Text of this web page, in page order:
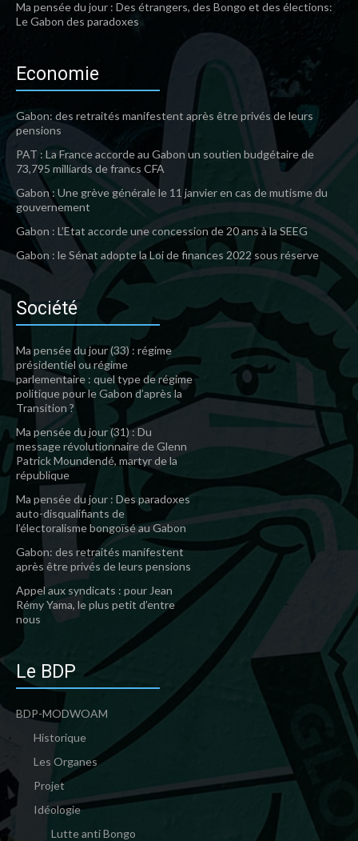
Ma pensée du jour : Des étrangers, des Bongo et des élections:
Le Gabon des paradoxes
Economie
Gabon: des retraités manifestent après être privés de leurs
pensions
PAT : La France accorde au Gabon un soutien budgétaire de
73,795 milliards de francs CFA
Gabon : Une grève générale le 11 janvier en cas de mutisme du
gouvernement
Gabon : L’Etat accorde une concession de 20 ans à la SEEG
Gabon : le Sénat adopte la Loi de finances 2022 sous réserve
Société
Ma pensée du jour (33) : régime
présidentiel ou régime
parlementaire : quel type de régime
politique pour le Gabon d’après la
Transition ?
Ma pensée du jour (31) : Du
message révolutionnaire de Glenn
Patrick Moundendé, martyr de la
république
Ma pensée du jour : Des paradoxes
auto-disqualifiants de
l’électoralisme bongoïsé au Gabon
Gabon: des retraités manifestent
après être privés de leurs pensions
Appel aux syndicats : pour Jean
Rémy Yama, le plus petit d’entre
nous
Le BDP
BDP-MODWOAM
Historique
Les Organes
Projet
Idéologie
Lutte anti Bongo